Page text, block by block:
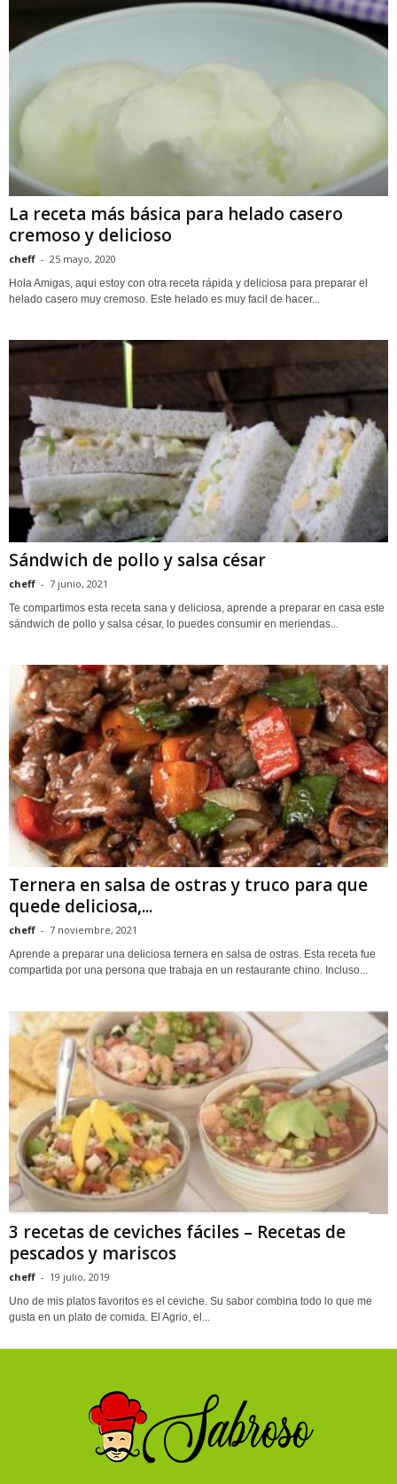
La receta más básica para helado casero
cremoso y delicioso
cheff - 25 mayo, 2020
Hola Amigas, aqui estoy con otra receta rápida y deliciosa para preparar el
helado casero muy cremoso. Este helado es muy facil de hacer...
Sándwich de pollo y salsa césar
cheff - 7 junio, 2021
Te compartimos esta receta sana y deliciosa, aprende a preparar en casa este
sándwich de pollo y salsa césar, lo puedes consumir en meriendas...
Ternera en salsa de ostras y truco para que
quede deliciosa,...
cheff - 7 noviembre, 2021
Aprende a preparar una deliciosa ternera en salsa de ostras. Esta receta fue
compartida por una persona que trabaja en un restaurante chino. Incluso...
3 recetas de ceviches fáciles – Recetas de
pescados y mariscos
cheff - 19 julio, 2019
Uno de mis platos favoritos es el ceviche. Su sabor combina todo lo que me
gusta en un plato de comida. El Agrio, el...